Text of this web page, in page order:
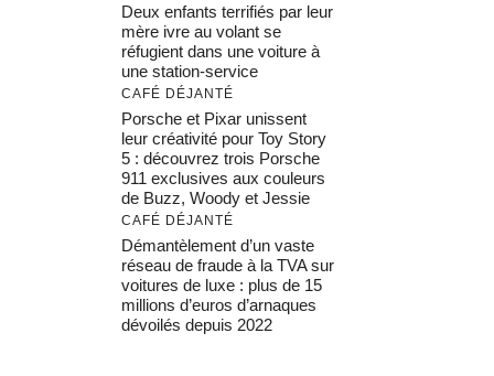
Deux enfants terrifiés par leur
mère ivre au volant se
réfugient dans une voiture à
une station-service
CAFÉ DÉJANTÉ
Porsche et Pixar unissent
leur créativité pour Toy Story
5 : découvrez trois Porsche
911 exclusives aux couleurs
de Buzz, Woody et Jessie
CAFÉ DÉJANTÉ
Démantèlement d’un vaste
réseau de fraude à la TVA sur
voitures de luxe : plus de 15
millions d’euros d’arnaques
dévoilés depuis 2022